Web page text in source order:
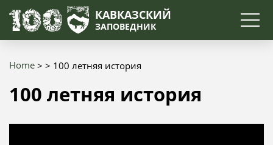
КАВКАЗСКИЙ
ЗАПОВЕДНИК
Search
Breadcrumb
Home 100 летняя история
100 летняя история